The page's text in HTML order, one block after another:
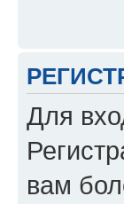
Для
вам